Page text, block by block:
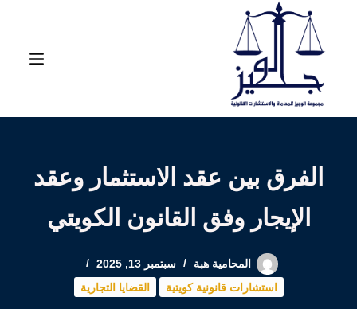
المحتوى
الفرق بين عقد الاستثمار وعقد
الإيجار وفق القانون الكويتي
المحامية هبة
سبتمبر 13, 2025
استشارات قانونية كويتية
القضايا التجارية